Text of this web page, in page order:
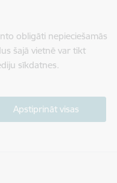
obligāti nepieciešamās
šajā vietnē var tikt
sīkdatnes.
Apstiprināt visas